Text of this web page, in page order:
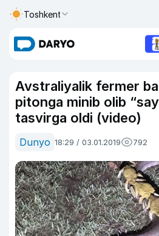
Toshkent
Avstraliyalik fermer
pitonga minib olib
tasvirga oldi (video)
Dunyo 18:29 / 03.01.2019 792